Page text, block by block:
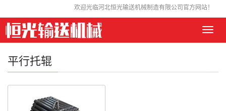
欢迎光临河北恒光输送机械制造有限公司官方网站！
平行托辊